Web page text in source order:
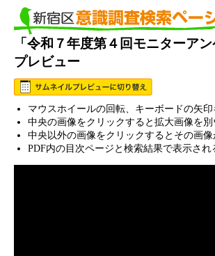
「令和７年度第４回モニターア
プレビュー
マウスホイールの回転、キーボードの矢
中央の画像をクリックすると拡大画像を
中央以外の画像をクリックするとその画像
PDF内の目次ページと検索結果で表示さ